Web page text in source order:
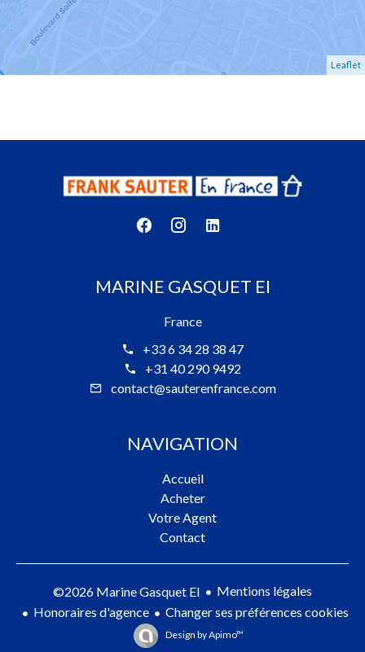
Leaflet
MARINE GASQUET EI
France
+33 6 34 28 38 47
+31 40 290 9492
contact@sauterenfrance.com
NAVIGATION
Accueil
Acheter
Votre Agent
Contact
©2026 Marine Gasquet EI
Mentions légales
Honoraires d'agence
Changer ses préférences cookies
Design byApimo™